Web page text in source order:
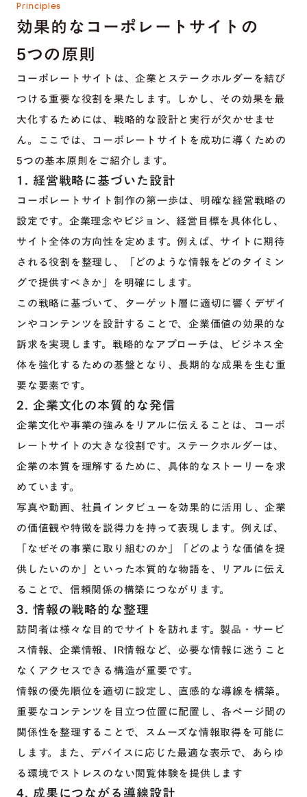
Principles
効果的なコーポレートサイトの
5つの原則
コーポレートサイトは、企業とステークホルダーを結び
つける重要な役割を果たします。しかし、その効果を最
大化するためには、戦略的な設計と実行が欠かせませ
ん。ここでは、コーポレートサイトを成功に導くための
5つの基本原則をご紹介します。
1. 経営戦略に基づいた設計
コーポレートサイト制作の第一歩は、明確な経営戦略の
設定です。企業理念やビジョン、経営目標を具体化し、
サイト全体の方向性を定めます。例えば、サイトに期待
される役割を整理し、「どのような情報をどのタイミン
グで提供すべきか」を明確にします。
この戦略に基づいて、ターゲット層に適切に響くデザイ
ンやコンテンツを設計することで、企業価値の効果的な
訴求を実現します。戦略的なアプローチは、ビジネス全
体を強化するための基盤となり、長期的な成果を生む重
要な要素です。
2. 企業文化の本質的な発信
企業文化や事業の強みをリアルに伝えることは、コーポ
レートサイトの大きな役割です。ステークホルダーは、
企業の本質を理解するために、具体的なストーリーを求
めています。
写真や動画、社員インタビューを効果的に活用し、企業
の価値観や特徴を説得力を持って表現します。例えば、
「なぜその事業に取り組むのか」「どのような価値を提
供したいのか」といった本質的な物語を、リアルに伝え
ることで、信頼関係の構築につながります。
3. 情報の戦略的な整理
訪問者は様々な目的でサイトを訪れます。製品・サービ
ス情報、企業情報、IR情報など、必要な情報に迷うこと
なくアクセスできる構造が重要です。
情報の優先順位を適切に設定し、直感的な導線を構築。
重要なコンテンツを目立つ位置に配置し、各ページ間の
関係性を整理することで、スムーズな情報取得を可能に
します。また、デバイスに応じた最適な表示で、あらゆ
る環境でストレスのない閲覧体験を提供します